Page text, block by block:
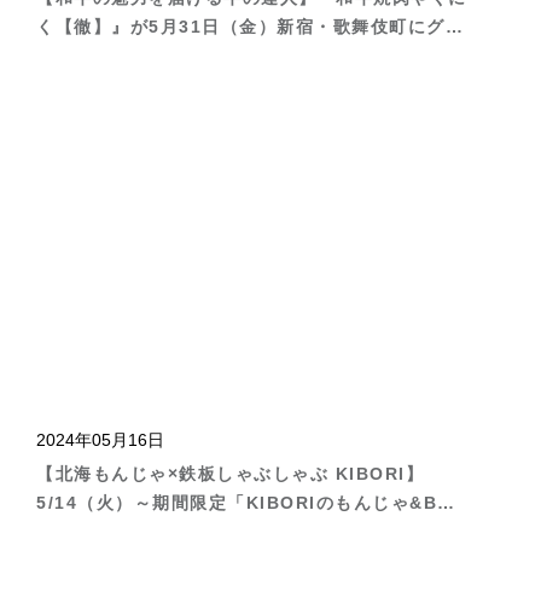
く【徹】』が5月31日（金）新宿・歌舞伎町にグラ
2024年05月16日
【北海もんじゃ×鉄板しゃぶしゃぶ KIBORI】
5/14（火）～期間限定「KIBORIのもんじゃ&BBQ